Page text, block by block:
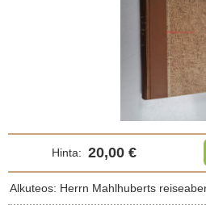
Hinta: 20,00 €
Alkuteos: Herrn Mahlhuberts